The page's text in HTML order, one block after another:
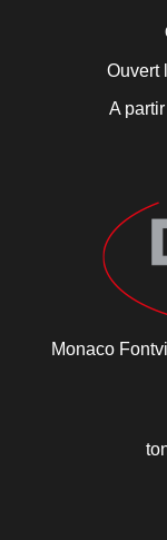
Ouvert
A
Monaco